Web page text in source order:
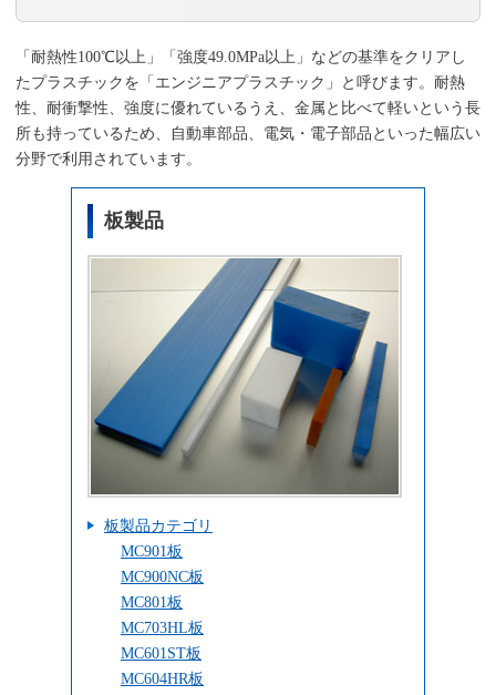
「耐熱性100℃以上」「強度49.0MPa以上」などの基準をクリアし
たプラスチックを「エンジニアプラスチック」と呼びます。耐熱
性、耐衝撃性、強度に優れているうえ、金属と比べて軽いという長
所も持っているため、自動車部品、電気・電子部品といった幅広い
分野で利用されています。
板製品
板製品カテゴリ
MC901板
MC900NC板
MC801板
MC703HL板
MC601ST板
MC604HR板